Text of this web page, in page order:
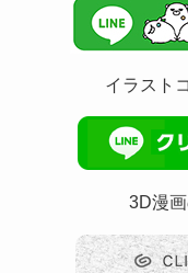
イラスト
3D漫